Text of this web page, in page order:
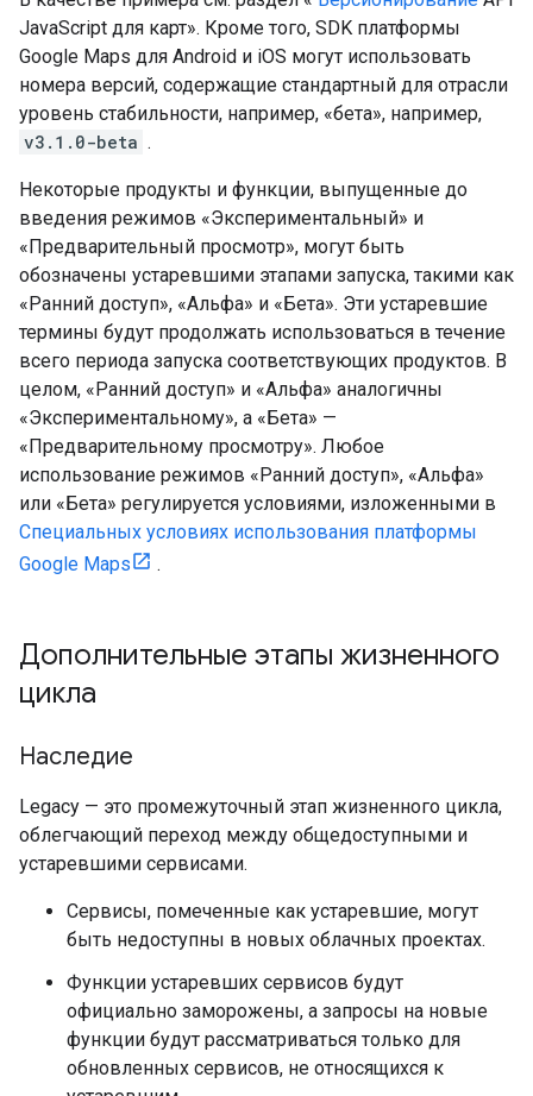
JavaScript для карт». Кроме того, SDK платформы
Google Maps для Android и iOS могут использовать
номера версий, содержащие стандартный для отрасли
уровень стабильности, например, «бета», например,
v3.1.0-beta .
Некоторые продукты и функции, выпущенные до
введения режимов «Экспериментальный» и
«Предварительный просмотр», могут быть
обозначены устаревшими этапами запуска, такими как
«Ранний доступ», «Альфа» и «Бета». Эти устаревшие
термины будут продолжать использоваться в течение
всего периода запуска соответствующих продуктов. В
целом, «Ранний доступ» и «Альфа» аналогичны
«Экспериментальному», а «Бета» —
«Предварительному просмотру». Любое
использование режимов «Ранний доступ», «Альфа»
или «Бета» регулируется условиями, изложенными в
Специальных условиях использования платформы
Google Maps
.
Дополнительные этапы жизненного
цикла
Наследие
Legacy — это промежуточный этап жизненного цикла,
облегчающий переход между общедоступными и
устаревшими сервисами.
Сервисы, помеченные как устаревшие, могут
быть недоступны в новых облачных проектах.
Функции устаревших сервисов будут
официально заморожены, а запросы на новые
функции будут рассматриваться только для
обновленных сервисов, не относящихся к